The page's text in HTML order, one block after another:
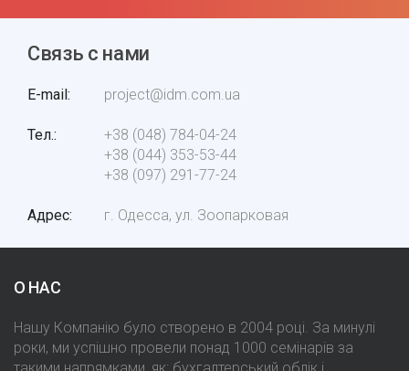
Связь с нами
E-mail project@idm.com.ua
Тел.
+38 (048) 784-04-24
+38 (044) 353-53-44
+38 (097) 291-77-24
Адрес г. Одесса, ул. Зоопарковая
О НАС
Нашу Компанію було створено в 2004 році. За минулі
роки, ми успішно провели понад 1000 семінарів за